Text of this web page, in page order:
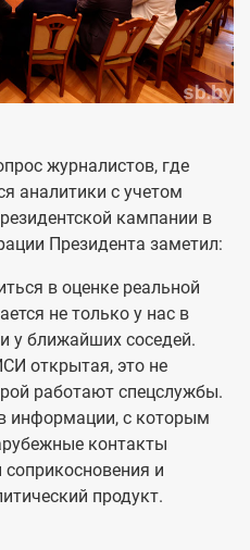
журналистов, где
аналитики с учетом
кампании в
Президента заметил:
в оценке реальной
не только у нас в
у ближайших соседей.
открытая, это не
работают спецслужбы.
информации, с которым
контакты
и
продукт.